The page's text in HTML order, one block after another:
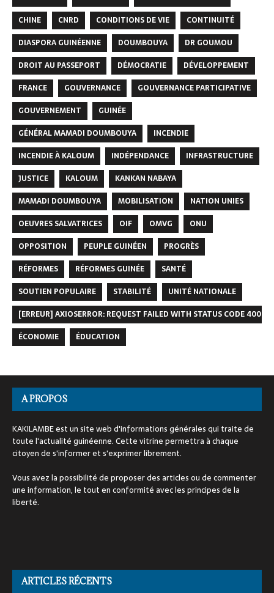
CHINE
CNRD CONDITIONS DE VIE
CONTINUITÉ
DIASPORA GUINÉENNE
DOUMBOUYA
DR GOUMOU
DROIT AU PASSEPORT
DÉMOCRATIE
DÉVELOPPEMENT
FRANCE
GOUVERNANCE
GOUVERNANCE PARTICIPATIVE
GOUVERNEMENT
GUINÉE
GÉNÉRAL MAMADI DOUMBOUYA
INCENDIE
INCENDIE À KALOUM
INDÉPENDANCE
INFRASTRUCTURE
JUSTICE
KALOUM
KANKAN NABAYA
MAMADI DOUMBOUYA
MOBILISATION
NATION UNIES
OEUVRES SALVATRICES
OIF OMVG
ONU
OPPOSITION
PEUPLE GUINÉEN
PROGRÈS
RÉFORMES
RÉFORMES GUINÉE
SANTÉ
SOUTIEN POPULAIRE
STABILITÉ
UNITÉ NATIONALE
[ERREUR] AXIOSERROR: REQUEST FAILED WITH STATUS CODE 400
ÉCONOMIE
ÉDUCATION
A PROPOS
KAKILAMBE est un site web d'informations générales qui traite de
toute l'actualité guinéenne. Cette vitrine permettra à chaque
citoyen de s'informer et s'exprimer librement.
Vous avez la possibilité de proposer des articles ou de commenter
une information, le tout en conformité avec les principes de la
liberté.
ARTICLES RÉCENTS